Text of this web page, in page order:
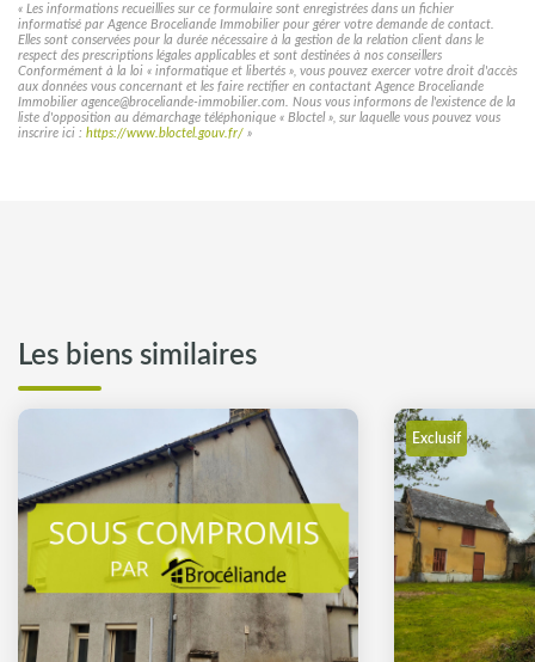
« Les informations recueillies sur ce formulaire sont enregistrées dans un fichier
informatisé par Agence Broceliande Immobilier pour gérer votre demande de contact.
Elles sont conservées pour la durée nécessaire à la gestion de la relation client dans le
respect des prescriptions légales applicables et sont destinées à nos conseillers
Conformément à la loi « informatique et libertés », vous pouvez exercer votre droit d'accès
aux données vous concernant et les faire rectifier en contactant Agence Broceliande
Immobilier agence@broceliande-immobilier.com. Nous vous informons de l'existence de la
liste d'opposition au démarchage téléphonique « Bloctel », sur laquelle vous pouvez vous
inscrire ici : https://www.bloctel.gouv.fr/ »
Les biens similaires
Exclusif